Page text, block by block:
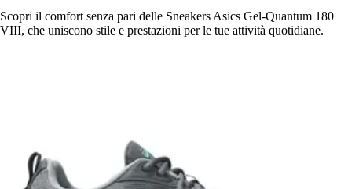
Scopri il comfort senza pari delle Sneakers Asics Gel-Quantum 180
VIII, che uniscono stile e prestazioni per le tue attività quotidiane.